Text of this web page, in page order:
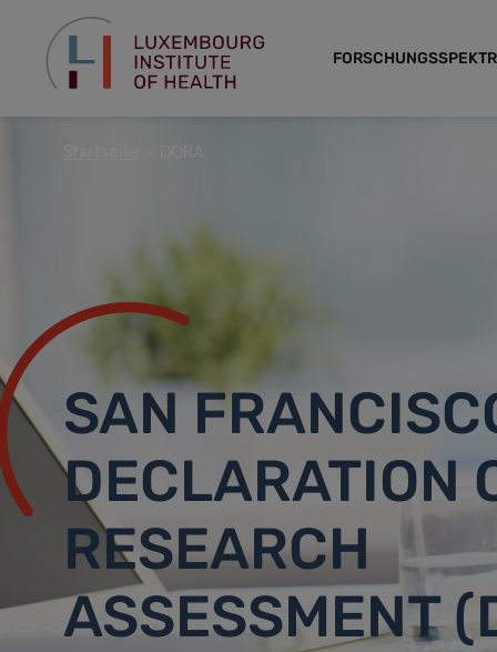
SAN
DECLARATION
RESEARCH
ASSESSMENT